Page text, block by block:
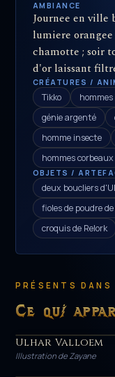
AMBIANCE
Journee en ville
lumiere
chamotte ; soir
d'or laissant
CRÉATURES /
Tikko
génie argenté
homme insecte
hommes corbeaux
OBJETS /
deux boucliers
fioles de poudre
croquis de Relork
PRÉSENTS
Ce qui
HÉROS
Ulhar Valloem
Illustration de Zayane